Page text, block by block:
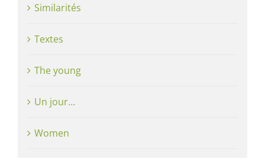
Similarités
Textes
The young
Un jour…
Women